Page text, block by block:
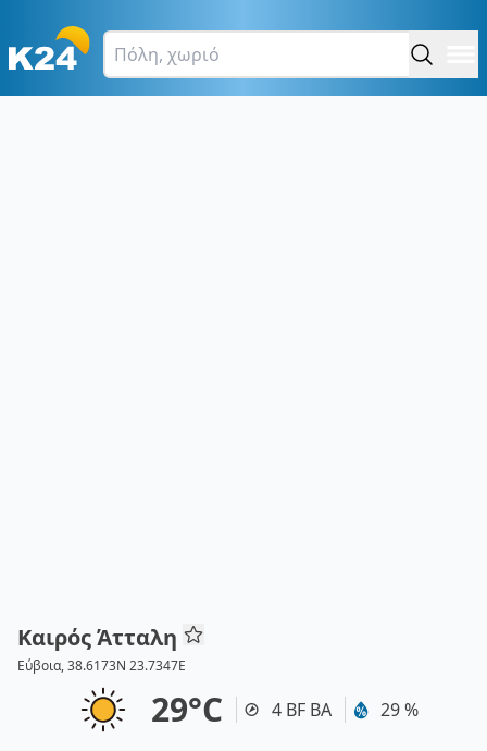
Καιρός Άτταλη
Εύβοια, 38.6173N 23.7347E
29°C 4 BF ΒΑ 29 %